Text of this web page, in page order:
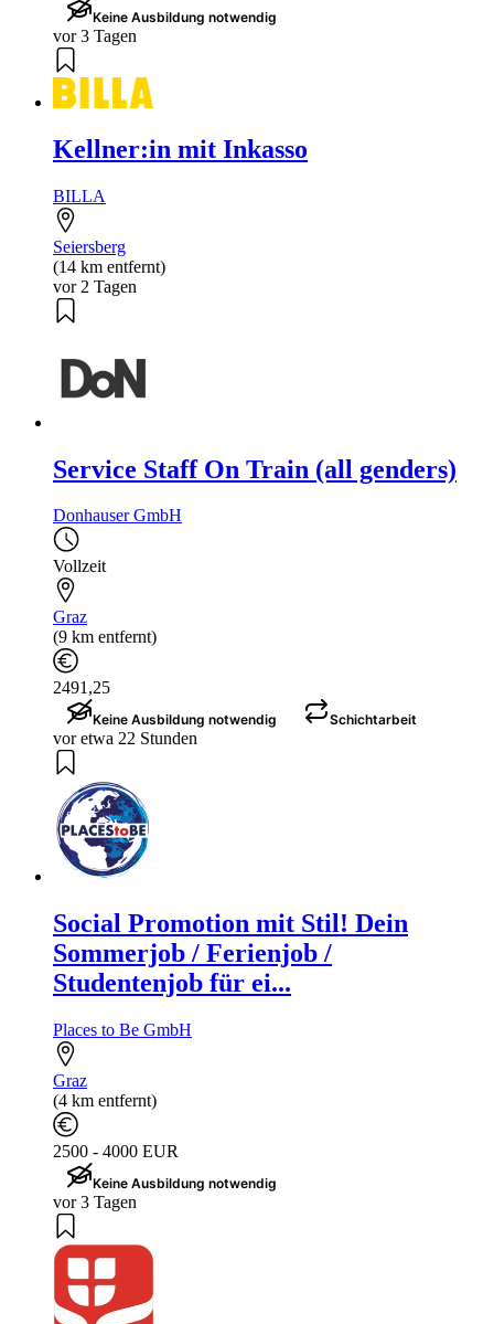
Keine Ausbildung notwendig
vor 3 Tagen
Kellner:in mit Inkasso
BILLA
Seiersberg
(14 km entfernt)
vor 2 Tagen
Service Staff On Train (all genders)
Donhauser GmbH
Vollzeit
Graz
(9 km entfernt)
2491,25
Keine Ausbildung notwendig Schichtarbeit
vor etwa 22 Stunden
Social Promotion mit Stil! Dein
Sommerjob / Ferienjob /
Studentenjob für ei...
Places to Be GmbH
Graz
(4 km entfernt)
2500 - 4000 EUR
Keine Ausbildung notwendig
vor 3 Tagen